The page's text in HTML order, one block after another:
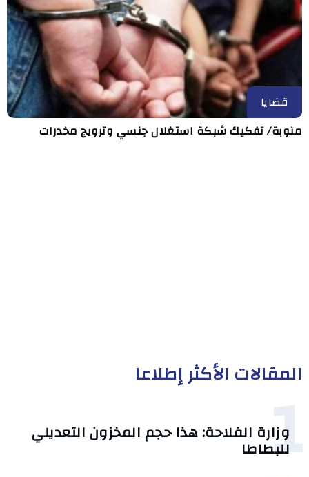
قضايا
منوبة/ تفكيك شبكة استغلال جنسي وترويج مخدرات
المقالات الأكثر إطلاعا
1
وزارة الفلاحة: هذا حجم المخزون التعديلي
للبطاطا